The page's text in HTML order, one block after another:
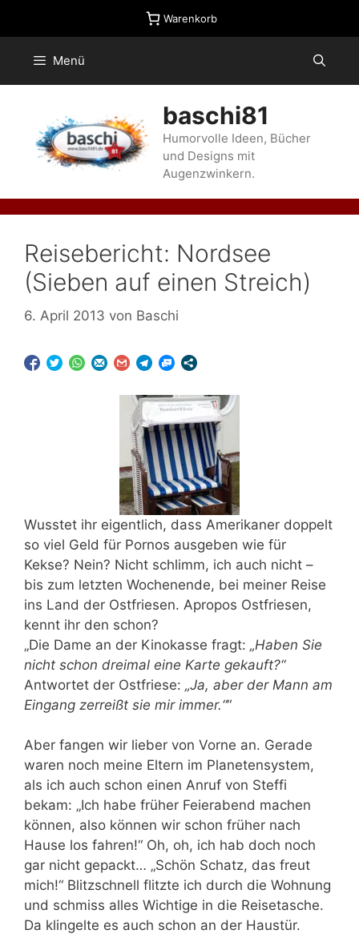
Warenkorb
Menü
baschi81
Humorvolle Ideen, Bücher
und Designs mit
Augenzwinkern.
Reisebericht: Nordsee
(Sieben auf einen Streich)
6. April 2013 von Baschi
Wusstet ihr eigentlich, dass Amerikaner doppelt
so viel Geld für Pornos ausgeben wie für
Kekse? Nein? Nicht schlimm, ich auch nicht –
bis zum letzten Wochenende, bei meiner Reise
ins Land der Ostfriesen. Apropos Ostfriesen,
kennt ihr den schon?
„Die Dame an der Kinokasse fragt: „Haben Sie
nicht schon dreimal eine Karte gekauft?“
Antwortet der Ostfriese: „Ja, aber der Mann am
Eingang zerreißt sie mir immer.““
Aber fangen wir lieber von Vorne an. Gerade
waren noch meine Eltern im Planetensystem,
als ich auch schon einen Anruf von Steffi
bekam: „Ich habe früher Feierabend machen
können, also können wir schon früher nach
Hause los fahren!“ Oh, oh, ich hab doch noch
gar nicht gepackt… „Schön Schatz, das freut
mich!“ Blitzschnell flitzte ich durch die Wohnung
und schmiss alles Wichtige in die Reisetasche.
Da klingelte es auch schon an der Haustür.